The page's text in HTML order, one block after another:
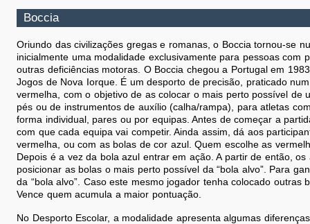
Está aqui
Boccia
Oriundo das civilizações gregas e romanas, o Boccia tornou-se
inicialmente uma modalidade exclusivamente para pessoas
outras deficiências motoras. O Boccia chegou a Portugal em
Jogos de Nova Iorque. É um desporto de precisão, praticado
vermelha, com o objetivo de as colocar o mais perto possível de
pés ou de instrumentos de auxílio (calha/rampa), para atletas
forma individual, pares ou por equipas. Antes de começar a
com que cada equipa vai competir. Ainda assim, dá aos
vermelha, ou com as bolas de cor azul. Quem escolhe as
Depois é a vez da bola azul entrar em ação. A partir de então,
posicionar as bolas o mais perto possível da “bola alvo”. Para
da “bola alvo”. Caso este mesmo jogador tenha colocado
Vence quem acumula a maior pontuação.
No Desporto Escolar, a modalidade apresenta algumas